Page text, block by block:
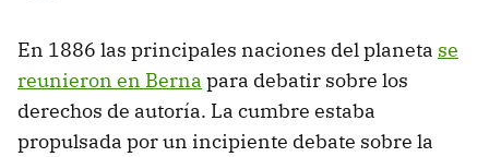
En 1886 las principales naciones del planeta se
reunieron en Berna para debatir sobre los
derechos de autoría. La cumbre estaba
propulsada por un incipiente debate sobre la